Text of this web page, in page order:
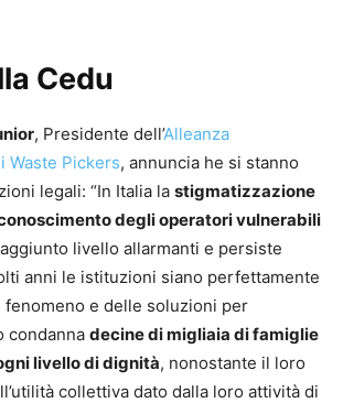
Cedu
, Presidente dell’Alleanza
Waste Pickers, annuncia he si stanno
legali: “In Italia la stigmatizzazione
degli operatori vulnerabili
livello allarmanti e persiste
anni le istituzioni siano perfettamente
fenomeno e delle soluzioni per
condanna decine di migliaia di famiglie
livello di dignità, nonostante il loro
collettiva dato dalla loro attività di